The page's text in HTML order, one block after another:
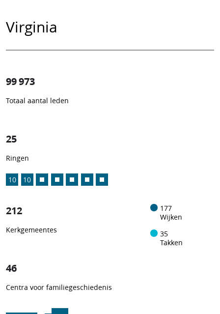
Virginia
99 973
Totaal aantal leden
1 /
25
Ringen
10 10
212
Kerkgemeentes
177
Wijken
35
Takken
46
Centra voor familiegeschiedenis